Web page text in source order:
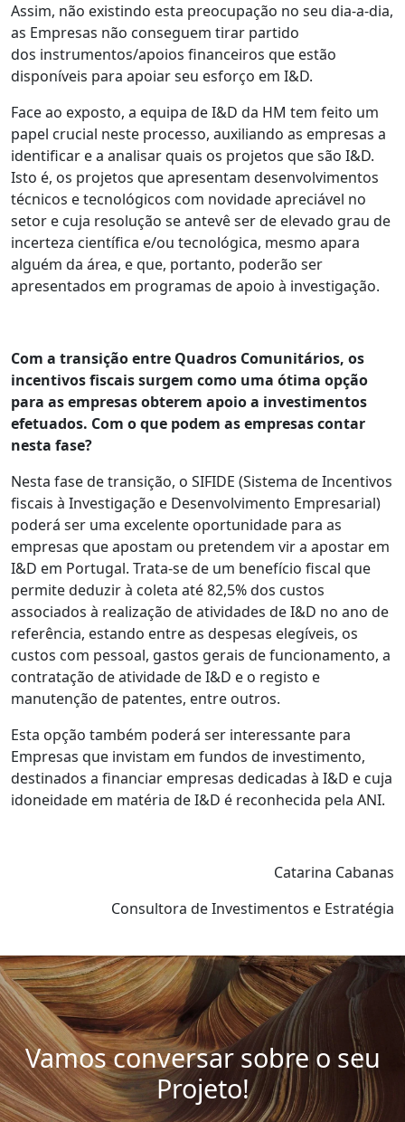
Assim, não existindo esta preocupação no seu dia-a-dia,
as Empresas não conseguem tirar partido
dos instrumentos/apoios financeiros que estão
disponíveis para apoiar seu esforço em I&D.
Face ao exposto, a equipa de I&D da HM tem feito um
papel crucial neste processo, auxiliando as empresas a
identificar e a analisar quais os projetos que são I&D.
Isto é, os projetos que apresentam desenvolvimentos
técnicos e tecnológicos com novidade apreciável no
setor e cuja resolução se antevê ser de elevado grau de
incerteza científica e/ou tecnológica, mesmo apara
alguém da área, e que, portanto, poderão ser
apresentados em programas de apoio à investigação.
Com a transição entre Quadros Comunitários, os
incentivos fiscais surgem como uma ótima opção
para as empresas obterem apoio a investimentos
efetuados. Com o que podem as empresas contar
nesta fase?
Nesta fase de transição, o SIFIDE (Sistema de Incentivos
fiscais à Investigação e Desenvolvimento Empresarial)
poderá ser uma excelente oportunidade para as
empresas que apostam ou pretendem vir a apostar em
I&D em Portugal. Trata-se de um benefício fiscal que
permite deduzir à coleta até 82,5% dos custos
associados à realização de atividades de I&D no ano de
referência, estando entre as despesas elegíveis, os
custos com pessoal, gastos gerais de funcionamento, a
contratação de atividade de I&D e o registo e
manutenção de patentes, entre outros.
Esta opção também poderá ser interessante para
Empresas que invistam em fundos de investimento,
destinados a financiar empresas dedicadas à I&D e cuja
idoneidade em matéria de I&D é reconhecida pela ANI.
Catarina Cabanas
Consultora de Investimentos e Estratégia
Vamos conversar sobre o seu
Projeto!